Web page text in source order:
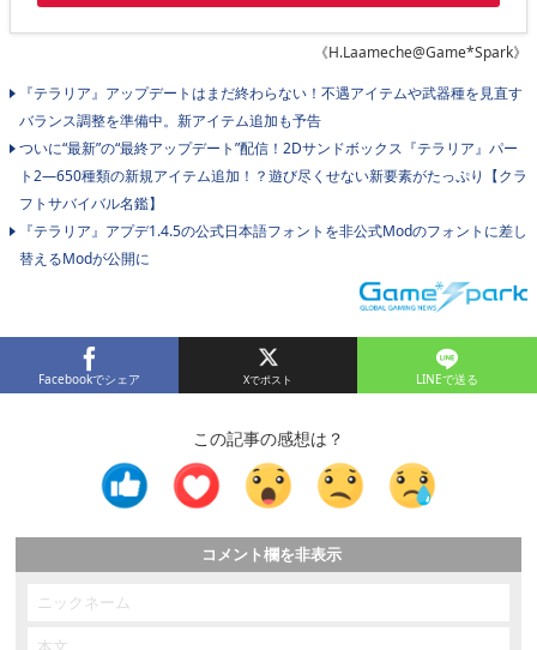
《H.Laameche@Game*Spark》
『テラリア』アップデートはまだ終わらない！不遇アイテムや武器種を見直す
バランス調整を準備中。新アイテム追加も予告
ついに“最新”の“最終アップデート”配信！2Dサンドボックス『テラリア』パー
ト2―650種類の新規アイテム追加！？遊び尽くせない新要素がたっぷり【クラ
フトサバイバル名鑑】
『テラリア』アプデ1.4.5の公式日本語フォントを非公式Modのフォントに差し
替えるModが公開に
Facebookでシェア LINEで送る
この記事の感想は？
コメント欄を非表示